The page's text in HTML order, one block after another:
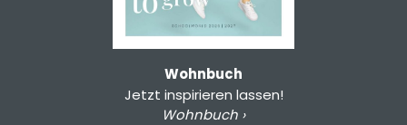
Wohnbuch
Jetzt inspirieren lassen!
Wohnbuch ›